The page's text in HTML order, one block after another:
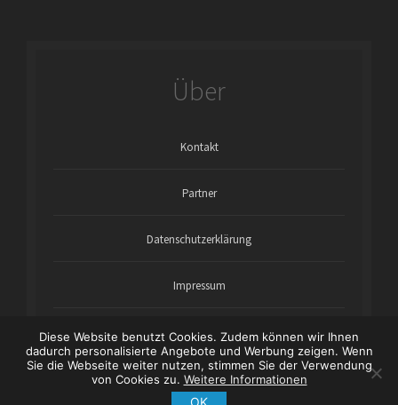
Über
Kontakt
Partner
Datenschutzerklärung
Impressum
Copyright © 2021 wartungsanleitung-online.com - Theme
Diese Website benutzt Cookies. Zudem können wir Ihnen
dadurch personalisierte Angebote und Werbung zeigen. Wenn
Sie die Webseite weiter nutzen, stimmen Sie der Verwendung
von Cookies zu. Weitere Informationen
OK